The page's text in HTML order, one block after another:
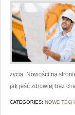
życia. Nowości na
jak jeść zdrowiej bez
CATEGORIES: NOWE